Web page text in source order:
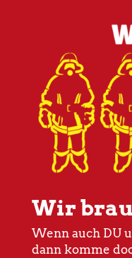
Wir
Wenn auch DU
dann komme